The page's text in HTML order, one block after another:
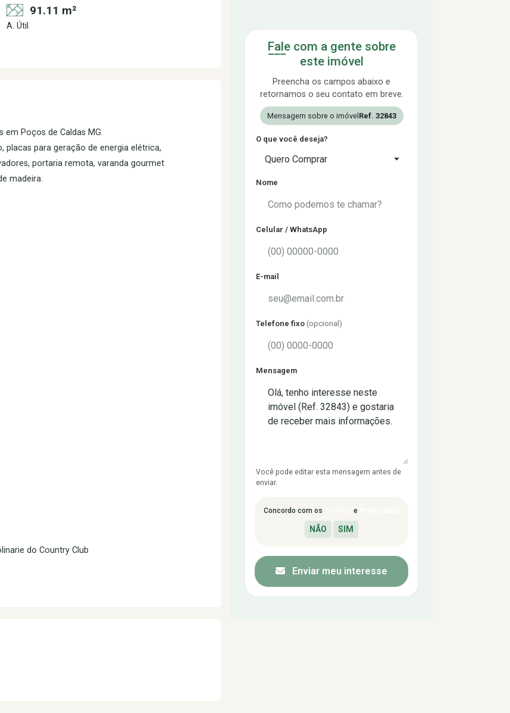
91.11 m²
A. Útil
em Poços de Caldas MG.
para geração de energia elétrica,
portaria remota, varanda gourmet
madeira.
do Country Club
Fale com a gente sobre
este imóvel
Preencha os campos abaixo e
retornamos o seu contato em breve.
Mensagem sobre o imóvel Ref. 32843
O que você deseja?
Quero Comprar
Nome
Celular / WhatsApp
E-mail
Telefone fixo (opcional)
Mensagem
Você pode editar esta mensagem antes de
enviar.
Concordo com os e
Enviar meu interesse